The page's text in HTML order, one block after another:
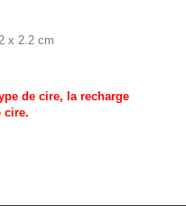
x 2.2 cm
de cire, la recharge
cire.